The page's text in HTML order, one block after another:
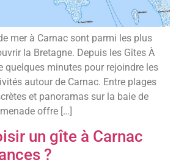
mer à Carnac sont parmi les plus
la Bretagne. Depuis les Gîtes À
quelques minutes pour rejoindre les
autour de Carnac. Entre plages
et panoramas sur la baie de
offre […]
un gîte à Carnac
?